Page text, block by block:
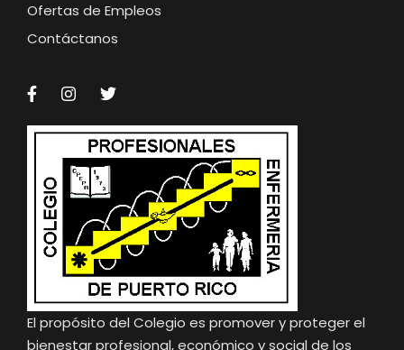
Ofertas de Empleos
Contáctanos
El propósito del Colegio es promover y proteger el
bienestar profesional, económico y social de los